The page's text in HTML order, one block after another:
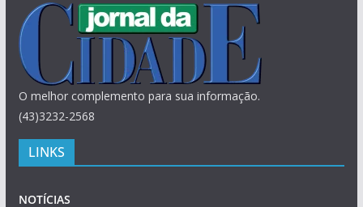
O melhor complemento para sua informação.
(43)3232-2568
LINKS
NOTÍCIAS